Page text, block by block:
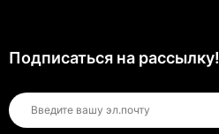
Подписаться на рассылкy!